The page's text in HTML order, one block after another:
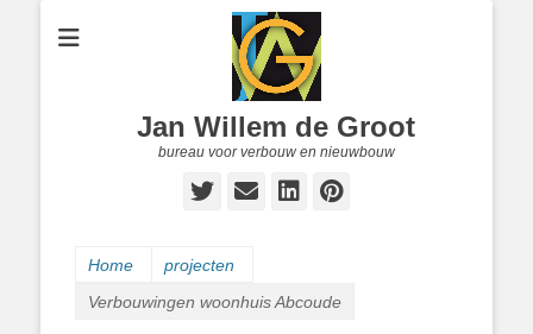
Jan Willem de Groot
bureau voor verbouw en nieuwbouw
Twitter
E-
LinkedIn
Pinterest
Home
projecten
Verbouwingen woonhuis Abcoude